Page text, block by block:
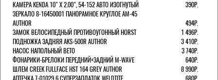
КАМЕРА KENDA 10" Х 2.00", 54-152 АВТО ИЗОГНУТЫЙ
390Р.
ЗЕРКАЛО 8-16450001 ПАНОРАМНОЕ КРУГЛОЕ AM-45
AUTHOR
494Р.
ЗАМОК ВЕЛОСИПЕДНЫЙ ПРОТИВОУГОННЫЙ HORST
1 496Р.
ПОДНОЖКА ЗАДНЯЯ AKS-500R AUTHOR
3 410Р.
НАСОС НАПОЛЬНЫЙ BETO
3 740Р.
ФОНАРИКИ-БРЕЛОКИ ПЕРЕДНИЙ+ЗАДНИЙ M-WAVE
640Р.
ШЛЕМ CREEK FULLFACE HST 164 GREY AUTHOR
8 990Р.
АПТЕЧКА 7-01029 6 СУПЕРЗАПЛАТОК WELDTITE
680Р.